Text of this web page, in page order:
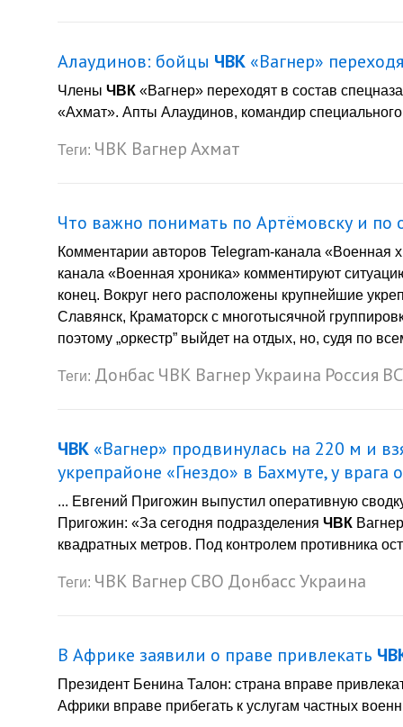
Алаудинов: бойцы ЧВК «Вагнер»
Члены ЧВК «Вагнер» переходят в состав
«Ахмат». Апты Алаудинов, командир
Теги: ЧВК ВагнерАхмат
Что важно понимать по Артёмовску и по
Комментарии авторов Telegram-канала «Военная
канала «Военная хроника» комментируют
конец. Вокруг него расположены крупнейшие
Славянск, Краматорск с многотысячной
поэтому „оркестр” выйдет на отдых, но, судя по
Теги: Донбас ЧВК ВагнерУкраина Россия
ЧВК «Вагнер» продвинулась на 220 м и
укрепрайоне «Гнездо» в Бахмуте, у врага
... Евгений Пригожин выпустил оперативную
Пригожин: «За сегодня подразделения ЧВК
квадратных метров. Под контролем противника
Теги: ЧВК Вагнер СВО ДонбассУкраина
В Африке заявили о праве привлекать
Президент Бенина Талон: страна вправе
Африки вправе прибегать к услугам частных